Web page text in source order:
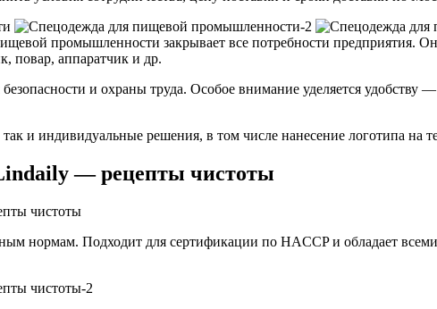
промышленности закрывает все потребности предприятия.
повар, аппаратчик и др.
и охраны труда. Особое внимание уделяется удобству
и индивидуальные решения, в том числе нанесение логотипа на
— рецепты чистоты
нормам. Подходит для сертификации по HACCP и обладает